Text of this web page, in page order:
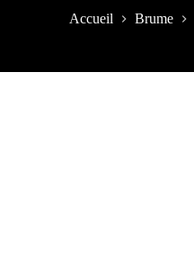
Accueil Brume